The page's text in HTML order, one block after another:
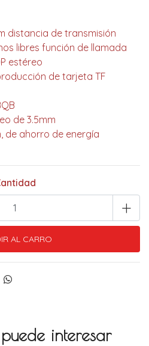
distancia de transmisión
libres función de llamada
estéreo
de tarjeta TF
de 3.5mm
de ahorro de energía
+
interesar